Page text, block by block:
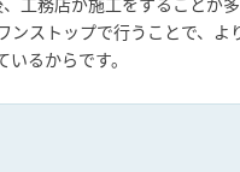
ストップで行うことで、よ
るからです。